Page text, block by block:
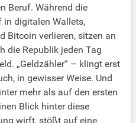
Beruf. Während die
in digitalen Wallets,
Bitcoin verlieren, sitzen an
die Republik jeden Tag
„Geldzähler“ – klingt erst
in gewisser Weise. Und
mehr als auf den ersten
Blick hinter diese
wirft, stößt auf eine